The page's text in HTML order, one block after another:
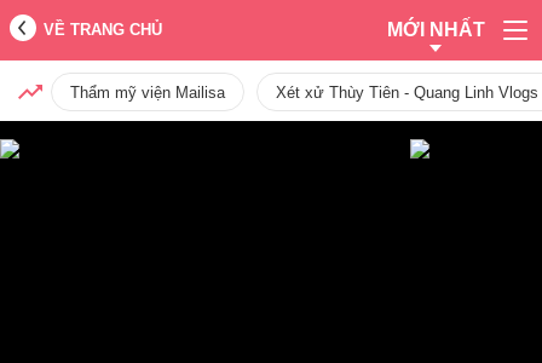
VỀ TRANG CHỦ MỚI NHẤT
Thẩm mỹ viện Mailisa Xét xử Thùy Tiên - Quang Linh